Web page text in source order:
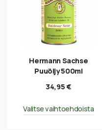
Hermann Sachse
Puuöljy 500ml
34,95€
Valitse vaihtoehdoista